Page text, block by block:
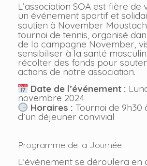
L’association SOA est fière de
un événement sportif et
soutien à November
tournoi de tennis, organisé
de la campagne November,
sensibiliser à la santé
récolter des fonds pour
actions de notre association.
Date de l’événement :
novembre 2024
Horaires : Tournoi de 9h30
d’un déjeuner convivial
Programme de la Journée
L’événement se déroulera en